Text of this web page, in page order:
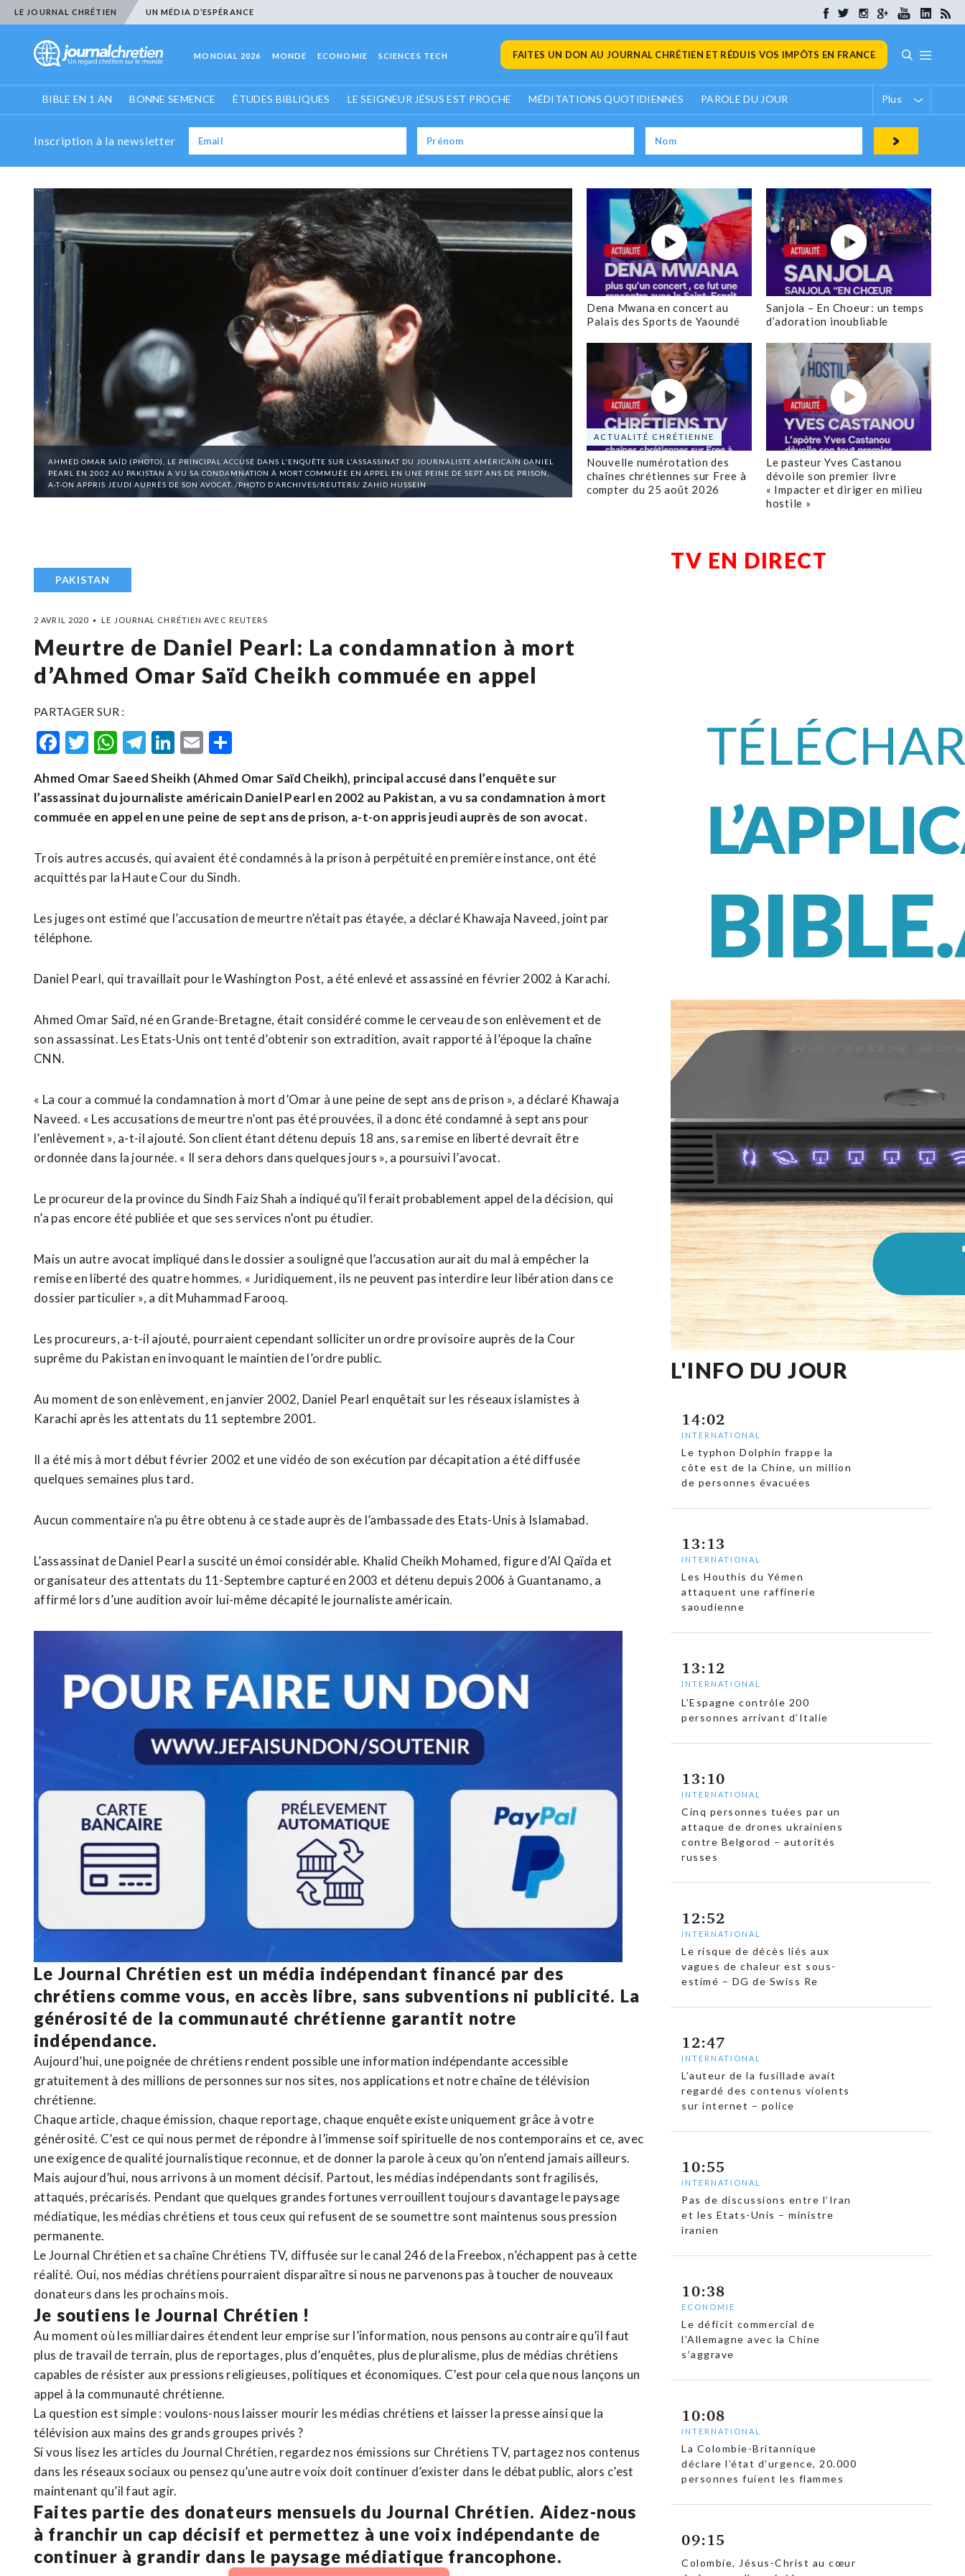
LE JOURNAL CHRÉTIEN UN MÉDIA D’ESPÉRANCE
MONDIAL 2026 MONDE ECONOMIE SCIENCES TECH FAITES UN DON AU JOURNAL CHRÉTIEN ET RÉDUIS VOS IMPÔTS EN FRANCE
BIBLE EN 1 AN BONNE SEMENCE ÉTUDES BIBLIQUES LE SEIGNEUR JÉSUS EST PROCHE MÉDITATIONS QUOTIDIENNES PAROLE DU JOUR Plus
Inscription à la newsletter
AHMED OMAR SAÏD (PHOTO), LE PRINCIPAL ACCUSÉ DANS L'ENQUÊTE SUR L'ASSASSINAT DU JOURNALISTE AMÉRICAIN DANIEL
PEARL EN 2002 AU PAKISTAN A VU SA CONDAMNATION À MORT COMMUÉE EN APPEL EN UNE PEINE DE SEPT ANS DE PRISON,
A-T-ON APPRIS JEUDI AUPRÈS DE SON AVOCAT. /PHOTO D'ARCHIVES/REUTERS/ ZAHID HUSSEIN
Dena Mwana en concert au
Palais des Sports de Yaoundé
Sanjola – En Choeur: un temps
d’adoration inoubliable
ACTUALITÉ CHRÉTIENNE
Nouvelle numérotation des
chaînes chrétiennes sur Free à
compter du 25 août 2026
Le pasteur Yves Castanou
dévoile son premier livre
« Impacter et diriger en milieu
hostile »
PAKISTAN
2 AVRIL 2020 LE JOURNAL CHRÉTIEN AVEC REUTERS
Meurtre de Daniel Pearl: La condamnation à mort
d’Ahmed Omar Saïd Cheikh commuée en appel
PARTAGER SUR :
Facebook
Twitter
WhatsApp
Telegram
LinkedIn
Email
Ahmed Omar Saeed Sheikh (Ahmed Omar Saïd Cheikh), principal accusé dans l’enquête sur
l’assassinat du journaliste américain Daniel Pearl en 2002 au Pakistan, a vu sa condamnation à mort
commuée en appel en une peine de sept ans de prison, a-t-on appris jeudi auprès de son avocat.
Trois autres accusés, qui avaient été condamnés à la prison à perpétuité en première instance, ont été
acquittés par la Haute Cour du Sindh.
Les juges ont estimé que l’accusation de meurtre n’était pas étayée, a déclaré Khawaja Naveed, joint par
téléphone.
Daniel Pearl, qui travaillait pour le Washington Post, a été enlevé et assassiné en février 2002 à Karachi.
Ahmed Omar Saïd, né en Grande-Bretagne, était considéré comme le cerveau de son enlèvement et de
son assassinat. Les Etats-Unis ont tenté d’obtenir son extradition, avait rapporté à l’époque la chaîne
CNN.
« La cour a commué la condamnation à mort d’Omar à une peine de sept ans de prison », a déclaré Khawaja
Naveed. « Les accusations de meurtre n’ont pas été prouvées, il a donc été condamné à sept ans pour
l’enlèvement », a-t-il ajouté. Son client étant détenu depuis 18 ans, sa remise en liberté devrait être
ordonnée dans la journée. « Il sera dehors dans quelques jours », a poursuivi l’avocat.
Le procureur de la province du Sindh Faiz Shah a indiqué qu’il ferait probablement appel de la décision, qui
n’a pas encore été publiée et que ses services n’ont pu étudier.
Mais un autre avocat impliqué dans le dossier a souligné que l’accusation aurait du mal à empêcher la
remise en liberté des quatre hommes. « Juridiquement, ils ne peuvent pas interdire leur libération dans ce
dossier particulier », a dit Muhammad Farooq.
Les procureurs, a-t-il ajouté, pourraient cependant solliciter un ordre provisoire auprès de la Cour
suprême du Pakistan en invoquant le maintien de l’ordre public.
Au moment de son enlèvement, en janvier 2002, Daniel Pearl enquêtait sur les réseaux islamistes à
Karachi après les attentats du 11 septembre 2001.
Il a été mis à mort début février 2002 et une vidéo de son exécution par décapitation a été diffusée
quelques semaines plus tard.
Aucun commentaire n’a pu être obtenu à ce stade auprès de l’ambassade des Etats-Unis à Islamabad.
L’assassinat de Daniel Pearl a suscité un émoi considérable. Khalid Cheikh Mohamed, figure d’Al Qaïda et
organisateur des attentats du 11-Septembre capturé en 2003 et détenu depuis 2006 à Guantanamo, a
affirmé lors d’une audition avoir lui-même décapité le journaliste américain.
Le Journal Chrétien est un média indépendant financé par des
chrétiens comme vous, en accès libre, sans subventions ni publicité. La
générosité de la communauté chrétienne garantit notre
indépendance.
Aujourd’hui, une poignée de chrétiens rendent possible une information indépendante accessible
gratuitement à des millions de personnes sur nos sites, nos applications et notrechaîne de télévision
chrétienne.
Chaque article, chaque émission, chaque reportage, chaque enquête existe uniquement grâce à votre
générosité. C’est ce qui nous permet de répondre à l’immense soif spirituelle de nos contemporains et ce, avec
une exigence de qualité journalistique reconnue, et de donner la parole à ceux qu’on n’entend jamais ailleurs.
Mais aujourd’hui, nous arrivons à un moment décisif. Partout, les médias indépendants sont fragilisés,
attaqués, précarisés. Pendant que quelques grandes fortunes verrouillent toujours davantage le paysage
médiatique, les médias chrétiens et tous ceux qui refusent de se soumettre sont maintenus sous pression
permanente.
Le Journal Chrétien et sa chaîne Chrétiens TV, diffusée sur le canal 246 de la Freebox, n’échappent pas à cette
réalité. Oui, nos médias chrétiens pourraient disparaître si nous ne parvenons pas à toucher de nouveaux
donateurs dans les prochains mois.
Je soutiens le Journal Chrétien !
Au moment où les milliardaires étendent leur emprise sur l’information, nous pensons au contraire qu’il faut
plus de travail de terrain, plus de reportages, plus d’enquêtes, plus de pluralisme, plus de médias chrétiens
capables de résister aux pressions religieuses, politiques et économiques. C’est pour cela que nous lançons un
appel à la communauté chrétienne.
La question est simple : voulons-nous laisser mourir les médias chrétiens et laisser la presse ainsi que la
télévision aux mains des grands groupes privés ?
Si vous lisez les articles du Journal Chrétien, regardez nos émissions sur Chrétiens TV, partagez nos contenus
dans les réseaux sociaux ou pensez qu’une autre voix doit continuer d’exister dans le débat public, alors c’est
maintenant qu’il faut agir.
Faites partie des donateurs mensuels du Journal Chrétien. Aidez-nous
à franchir un cap décisif et permettez à une voix indépendante de
continuer à grandir dans le paysage médiatique francophone.
TV EN DIRECT
L'INFO DU JOUR
14:02
INTERNATIONAL
Le typhon Dolphin frappe la
côte est de la Chine, un million
de personnes évacuées
13:13
INTERNATIONAL
Les Houthis du Yémen
attaquent une raffinerie
saoudienne
13:12
INTERNATIONAL
L’Espagne contrôle 200
personnes arrivant d’Italie
13:10
INTERNATIONAL
Cinq personnes tuées par un
attaque de drones ukrainiens
contre Belgorod – autorités
russes
12:52
INTERNATIONAL
Le risque de décès liés aux
vagues de chaleur est sous-
estimé – DG de Swiss Re
12:47
INTERNATIONAL
L’auteur de la fusillade avait
regardé des contenus violents
sur internet – police
10:55
INTERNATIONAL
Pas de discussions entre l’Iran
et les Etats-Unis – ministre
iranien
10:38
ECONOMIE
Le déficit commercial de
l’Allemagne avec la Chine
s’aggrave
10:08
INTERNATIONAL
La Colombie-Britannique
déclare l’état d’urgence, 20.000
personnes fuient les flammes
09:15
Colombie, Jésus-Christ au cœur